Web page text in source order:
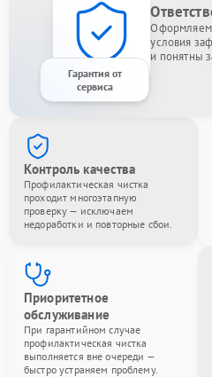
Гарантия от
сервиса
Оформляем
условия
и понятны
Контроль качества
Профилактическая чистка
проходит многоэтапную
проверку — исключаем
недоработки и повторные сбои.
Приоритетное
обслуживание
При гарантийном случае
профилактическая чистка
выполняется вне очереди —
быстро устраняем проблему.